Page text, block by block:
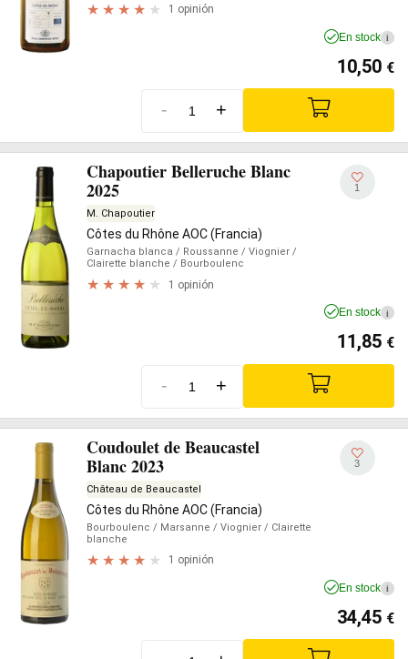
1 opinión
En stock i
10,50 €
- +
Chapoutier Belleruche Blanc
2025
M. Chapoutier
Côtes du Rhône AOC (Francia)
Garnacha blanca / Roussanne / Viognier /
Clairette blanche / Bourboulenc
1 opinión
1
En stock i
11,85 €
- +
Coudoulet de Beaucastel
Blanc 2023
Château de Beaucastel
Côtes du Rhône AOC (Francia)
Bourboulenc / Marsanne / Viognier / Clairette
blanche
1 opinión
3
En stock i
34,45 €